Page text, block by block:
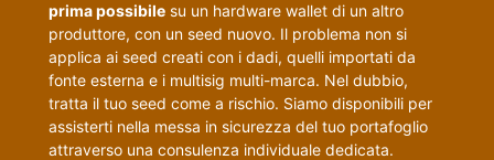
prima possibilesu un hardware wallet di un altro
produttore, con un seed nuovo. Il problema non si
applica ai seed creati con i dadi, quelli importati da
fonte esterna e i multisig multi-marca. Nel dubbio,
tratta il tuo seed come a rischio. Siamo disponibili per
assisterti nella messa in sicurezza del tuo portafoglio
attraverso una consulenza individuale dedicata.